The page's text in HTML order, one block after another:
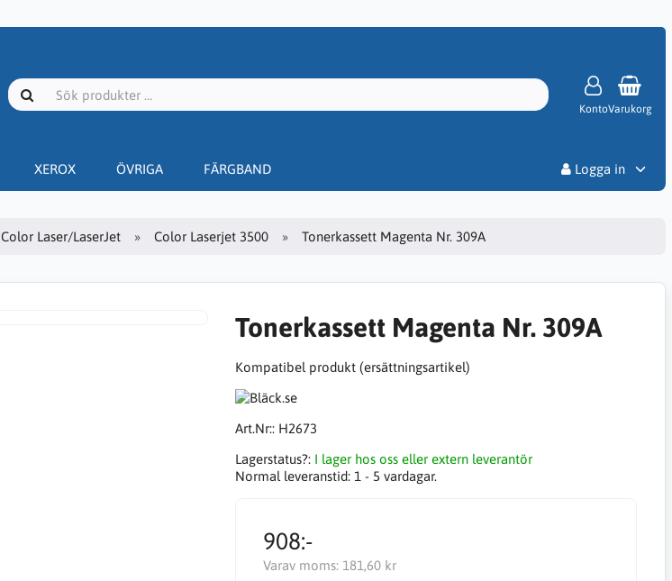
KontoVarukorg
XEROX ÖVRIGA FÄRGBAND
Logga in
Color Laser/LaserJet Color Laserjet 3500 Tonerkassett Magenta Nr. 309A
Tonerkassett Magenta Nr. 309A
Kompatibel produkt (ersättningsartikel)
Art.Nr:: H2673
Lagerstatus?: I lager hos oss eller extern leverantör
Normal leveranstid: 1 - 5 vardagar.
908:-
Varav moms: 181,60 kr